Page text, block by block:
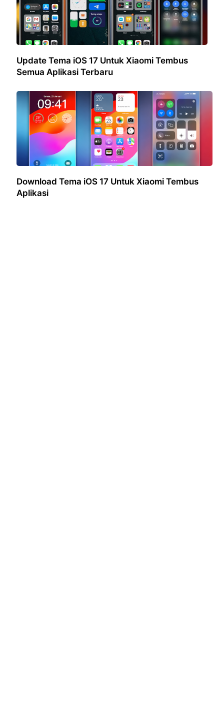
Update Tema iOS 17 Untuk Xiaomi Tembus
Semua Aplikasi Terbaru
Download Tema iOS 17 Untuk Xiaomi Tembus
Aplikasi